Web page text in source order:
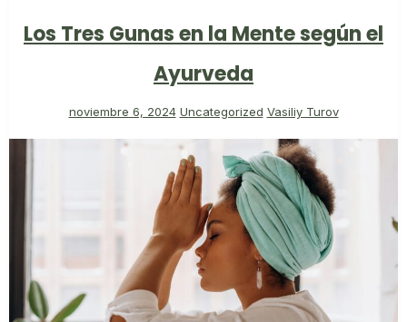
Los Tres Gunas en la Mente según el
Ayurveda
noviembre 6, 2024 Uncategorized Vasiliy Turov